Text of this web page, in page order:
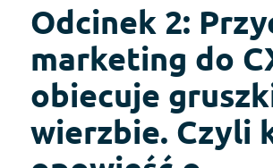
Odcinek 2:
marketing do
obiecuje
wierzbie. Czyli